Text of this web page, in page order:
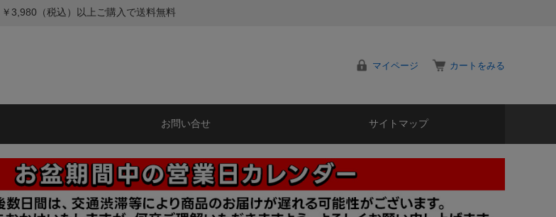
￥3,980（税込）以上ご購入で送料無料
マイページ カートをみる
お問い合せ サイトマップ